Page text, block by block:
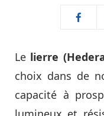
Le lierre
choix dans de
capacité à